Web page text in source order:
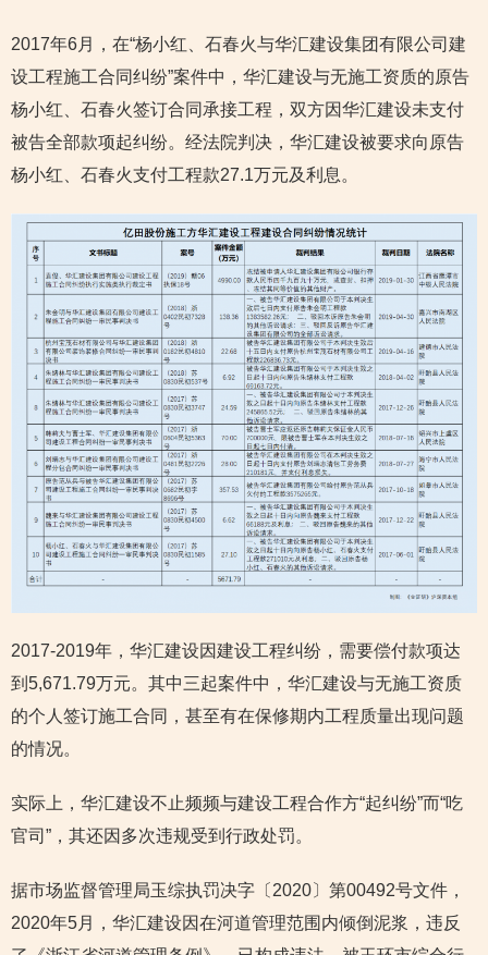
2017年6月，在“杨小红、石春火与华汇建设集团有限公司建
设工程施工合同纠纷”案件中，华汇建设与无施工资质的原告
杨小红、石春火签订合同承接工程，双方因华汇建设未支付
被告全部款项起纠纷。经法院判决，华汇建设被要求向原告
杨小红、石春火支付工程款27.1万元及利息。
2017-2019年，华汇建设因建设工程纠纷，需要偿付款项达
到5,671.79万元。其中三起案件中，华汇建设与无施工资质
的个人签订施工合同，甚至有在保修期内工程质量出现问题
的情况。
实际上，华汇建设不止频频与建设工程合作方“起纠纷”而“吃
官司”，其还因多次违规受到行政处罚。
据市场监督管理局玉综执罚决字〔2020〕第00492号文件，
2020年5月，华汇建设因在河道管理范围内倾倒泥浆，违反